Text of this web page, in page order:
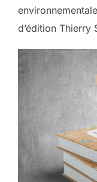
d’édition Thierry